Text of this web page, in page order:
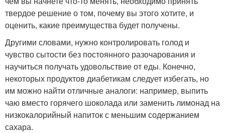
твердое решение о том, почему вы этого хотите, и
оценить, какие преимущества будет получены.
Другими словами, нужно контролировать голод и
чувство сытости без постоянного разочарования и
научиться получать удовольствие от еды. Конечно,
некоторых продуктов диабетикам следует избегать, но
им можно найти отличные аналоги: например, выпить
чаю вместо горячего шоколада или заменить лимонад на
низкокалорийный напиток с меньшим содержанием
сахара.